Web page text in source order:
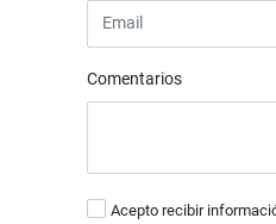
Comentarios
Acepto recibir